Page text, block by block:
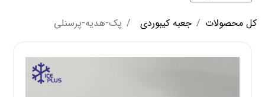
کل محصولات جعبه کیبوردی پک-هدیه-پرسنلی